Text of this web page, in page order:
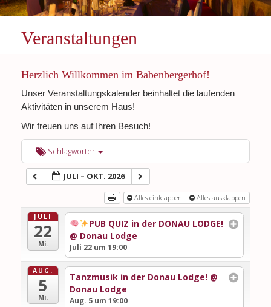
Veranstaltungen
Herzlich Willkommen im Babenbergerhof!
Unser Veranstaltungskalender beinhaltet die laufenden
Aktivitäten in unserem Haus!
Wir freuen uns auf Ihren Besuch!
Schlagwörter
JULI – OKT. 2026
Alles einklappen Alles ausklappen
JULI
22
Mi.
PUB QUIZ in der DONAU LODGE!
@ Donau Lodge
Juli 22 um 19:00
AUG.
5
Mi.
Tanzmusik in der Donau Lodge! @
Donau Lodge
Aug. 5 um 19:00